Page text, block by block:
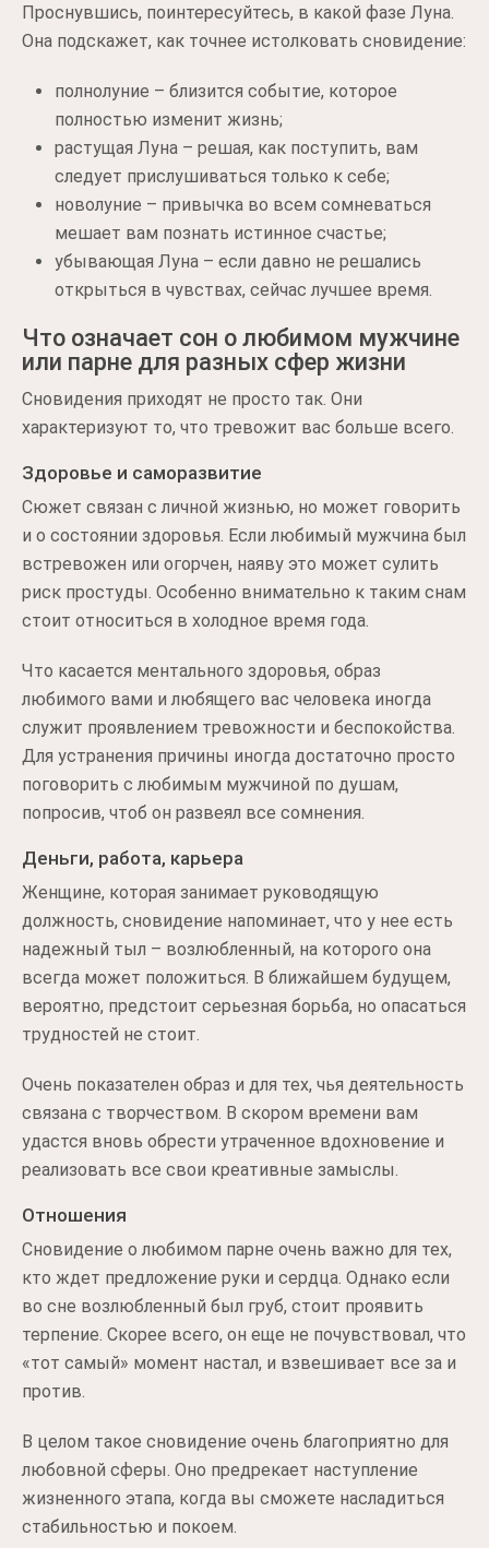
Проснувшись, поинтересуйтесь, в какой фазе Луна.
Она подскажет, как точнее истолковать сновидение:
полнолуние – близится событие, которое
полностью изменит жизнь;
растущая Луна – решая, как поступить, вам
следует прислушиваться только к себе;
новолуние – привычка во всем сомневаться
мешает вам познать истинное счастье;
убывающая Луна – если давно не решались
открыться в чувствах, сейчас лучшее время.
Что означает сон о любимом мужчине
или парне для разных сфер жизни
Сновидения приходят не просто так. Они
характеризуют то, что тревожит вас больше всего.
Здоровье и саморазвитие
Сюжет связан с личной жизнью, но может говорить
и о состоянии здоровья. Если любимый мужчина был
встревожен или огорчен, наяву это может сулить
риск простуды. Особенно внимательно к таким снам
стоит относиться в холодное время года.
Что касается ментального здоровья, образ
любимого вами и любящего вас человека иногда
служит проявлением тревожности и беспокойства.
Для устранения причины иногда достаточно просто
поговорить с любимым мужчиной по душам,
попросив, чтоб он развеял все сомнения.
Деньги, работа, карьера
Женщине, которая занимает руководящую
должность, сновидение напоминает, что у нее есть
надежный тыл – возлюбленный, на которого она
всегда может положиться. В ближайшем будущем,
вероятно, предстоит серьезная борьба, но опасаться
трудностей не стоит.
Очень показателен образ и для тех, чья деятельность
связана с творчеством. В скором времени вам
удастся вновь обрести утраченное вдохновение и
реализовать все свои креативные замыслы.
Отношения
Сновидение о любимом парне очень важно для тех,
кто ждет предложение руки и сердца. Однако если
во сне возлюбленный был груб, стоит проявить
терпение. Скорее всего, он еще не почувствовал, что
«тот самый» момент настал, и взвешивает все за и
против.
В целом такое сновидение очень благоприятно для
любовной сферы. Оно предрекает наступление
жизненного этапа, когда вы сможете насладиться
стабильностью и покоем.